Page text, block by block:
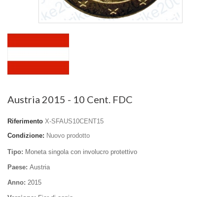
Austria 2015 - 10 Cent. FDC
Riferimento X-SFAUS10CENT15
Condizione: Nuovo prodotto
Tipo: Moneta singola con involucro protettivo
Paese: Austria
Anno: 2015